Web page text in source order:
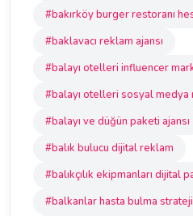
#bakırköy burger restoranı
#baklavacı reklam ajansı
#balayı otelleri influencer
#balayı otelleri sosyal medya
#balayı ve düğün paketi ajansı
#balık bulucu dijital reklam
#balıkçılık ekipmanları dijital
#balkanlar hasta bulma